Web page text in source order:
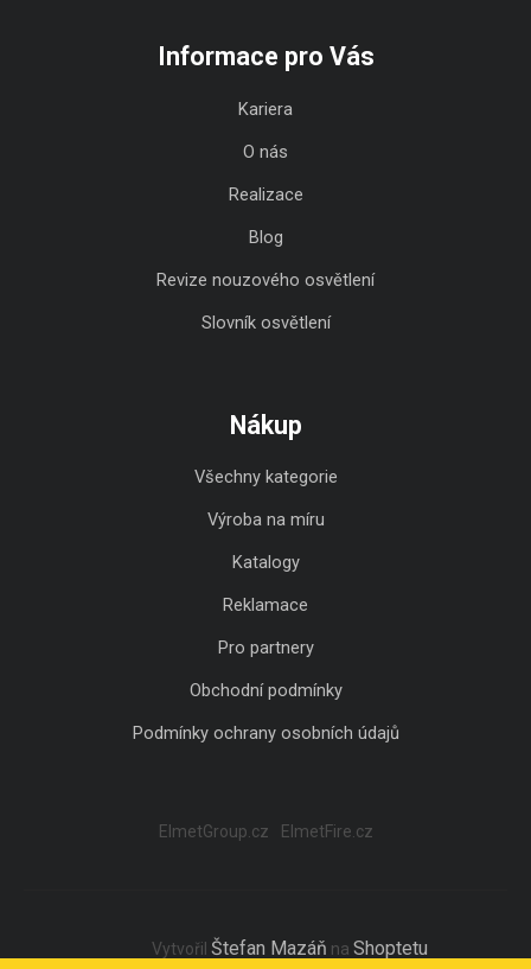
Informace pro Vás
Kariera
O nás
Realizace
Blog
Revize nouzového osvětlení
Slovník osvětlení
Nákup
Všechny kategorie
Výroba na míru
Katalogy
Reklamace
Pro partnery
Obchodní podmínky
Podmínky ochrany osobních údajů
ElmetGroup.cz ElmetFire.cz
Vytvořil Štefan Mazáň na Shoptetu